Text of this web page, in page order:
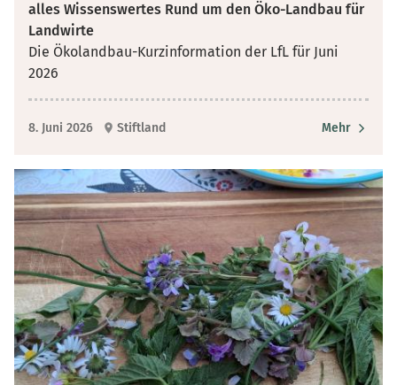
alles Wissenswertes Rund um den Öko-Landbau für
Landwirte
Die Ökolandbau-Kurzinformation der LfL für Juni
2026
8. Juni 2026 Stiftland Mehr